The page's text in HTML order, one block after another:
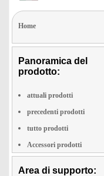
Home
Panoramica del
prodotto:
attuali prodotti
precedenti prodotti
tutto prodotti
Accessori prodotti
Area di supporto: